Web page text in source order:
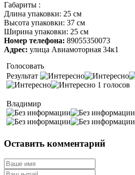
Габариты :
Длина упаковки: 25 см
Высота упаковки: 37 см
Ширина упаковки: 25 см
Номер телефона: 89055350073
Адрес: улица Авиамоторная 34к1
Голосовать
Результат
1 голосов
Владимир
Оставить комментарий